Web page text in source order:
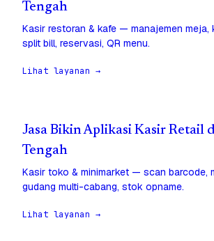
Tengah
Kasir restoran & kafe — manajemen meja,
split bill, reservasi, QR menu.
Lihat layanan →
Jasa Bikin Aplikasi Kasir Retail
Tengah
Kasir toko & minimarket — scan barcode,
gudang multi-cabang, stok opname.
Lihat layanan →